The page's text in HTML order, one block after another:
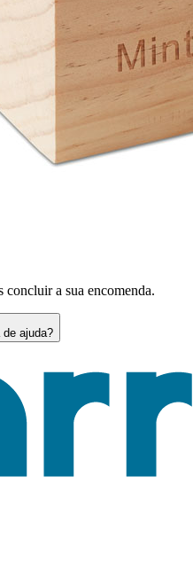
concluir a sua encomenda.
de ajuda?